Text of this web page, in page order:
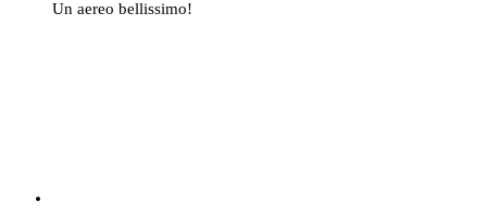
Un aereo bellissimo!